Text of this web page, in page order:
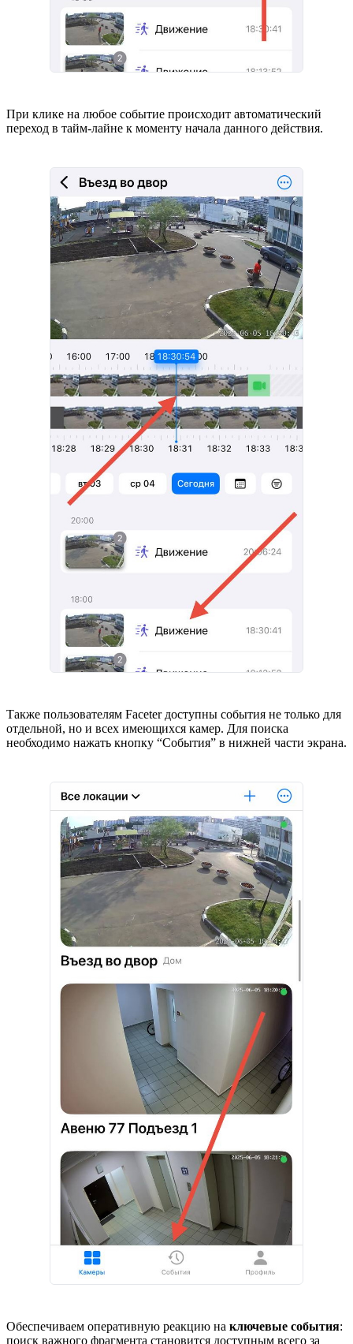
При клике на любое событие происходит автоматический
переход в тайм-лайне к моменту начала данного действия.
Также пользователям Faceter доступны события не только для
отдельной, но и всех имеющихся камер. Для поиска
необходимо нажать кнопку “События” в нижней части экрана.
Обеспечиваем оперативную реакцию на ключевые события:
поиск важного фрагмента становится доступным всего за